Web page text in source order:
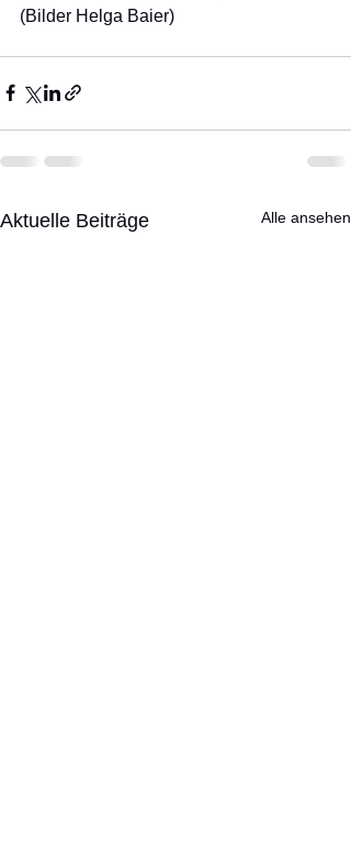
(Bilder Helga Baier)
Aktuelle Beiträge Alle ansehen